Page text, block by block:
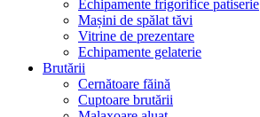
Echipamente frigorifice patiserie
Mașini de spălat tăvi
Vitrine de prezentare
Echipamente gelaterie
Brutării
Cernătoare făină
Cuptoare brutării